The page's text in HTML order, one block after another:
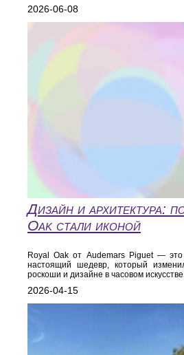
2026-06-08
Дизайн и архитектура:
Oak стали иконой
Royal Oak от Audemars Piguet —
настоящий шедевр, который
роскоши и дизайне в часовом
2026-04-15